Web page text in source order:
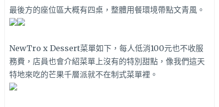
最後方的座位區大概有四桌，整體用餐環境帶點文青風。
NewTro x Dessert菜單如下，每人低消100元也不收服
務費，店員也會介紹菜單上沒有的特別甜點，像我們這天
特地來吃的芒果千層派就不在制式菜單裡。